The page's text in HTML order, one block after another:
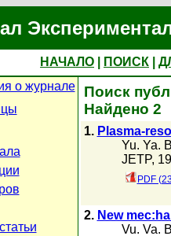
НАЧАЛО ПОИСК
о журнале
Поиск
Найдено 2
1. Plasma-
Yu. Ya.
JETP,
PDF
2. New
Vu. Va.